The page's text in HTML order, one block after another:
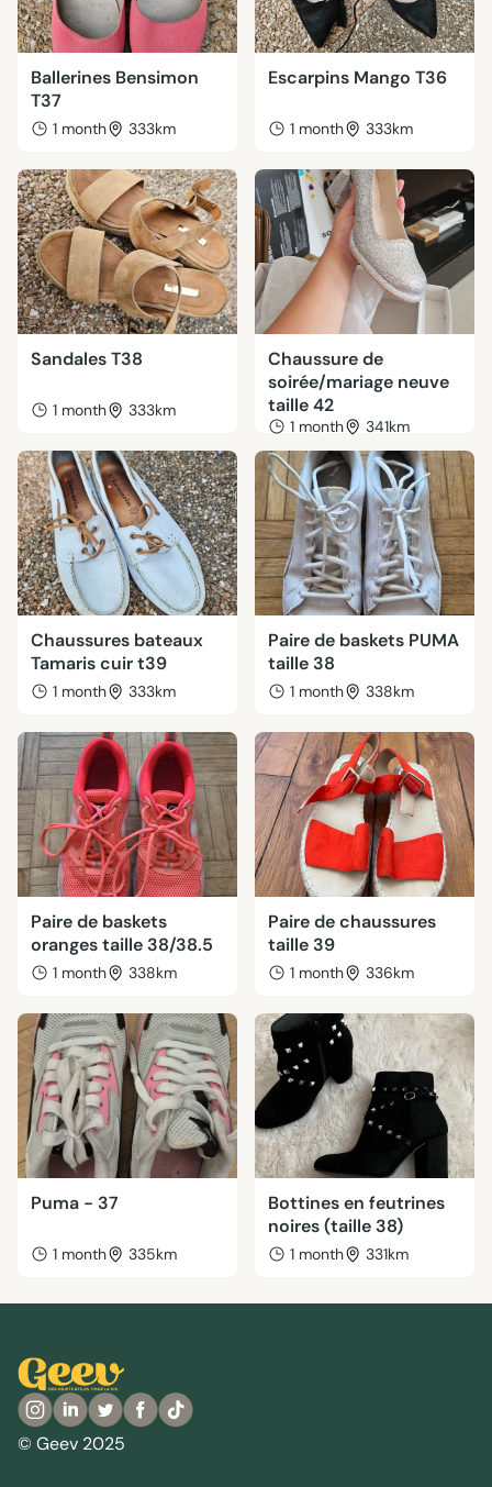
Ballerines Bensimon
T37
1 month 333km
Escarpins Mango T36
1 month 333km
Sandales T38
1 month 333km
Chaussure de
soirée/mariage neuve
taille 42
1 month 341km
Chaussures bateaux
Tamaris cuir t39
1 month 333km
Paire de baskets PUMA
taille 38
1 month 338km
Paire de baskets
oranges taille 38/38.5
1 month 338km
Paire de chaussures
taille 39
1 month 336km
Puma - 37
1 month 335km
Bottines en feutrines
noires (taille 38)
1 month 331km
© Geev 2025